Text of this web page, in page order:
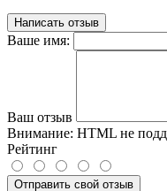
Написать отзыв
Ваше имя:
Ваш отзыв
Внимание: HTML не
Рейтинг
Отправить свой отзыв